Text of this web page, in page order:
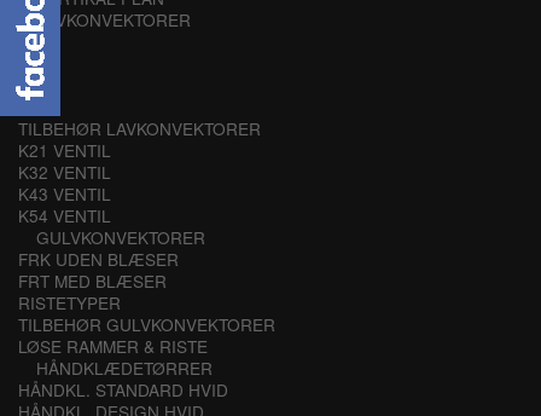
LAVKONVEKTORER
K21
K32
K43
K54
TILBEHØR LAVKONVEKTORER
K21 VENTIL
K32 VENTIL
K43 VENTIL
K54 VENTIL
GULVKONVEKTORER
FRK UDEN BLÆSER
FRT MED BLÆSER
RISTETYPER
TILBEHØR GULVKONVEKTORER
LØSE RAMMER & RISTE
HÅNDKLÆDETØRRER
HÅNDKL. STANDARD HVID
HÅNDKL. DESIGN HVID